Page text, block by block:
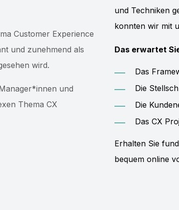
Customer Experience
und zunehmend als
wird.
und
Thema CX
und Techniken
konnten wir mit
Das erwartet
Das
Die
Die
Das CX
Erhalten Sie
bequem online